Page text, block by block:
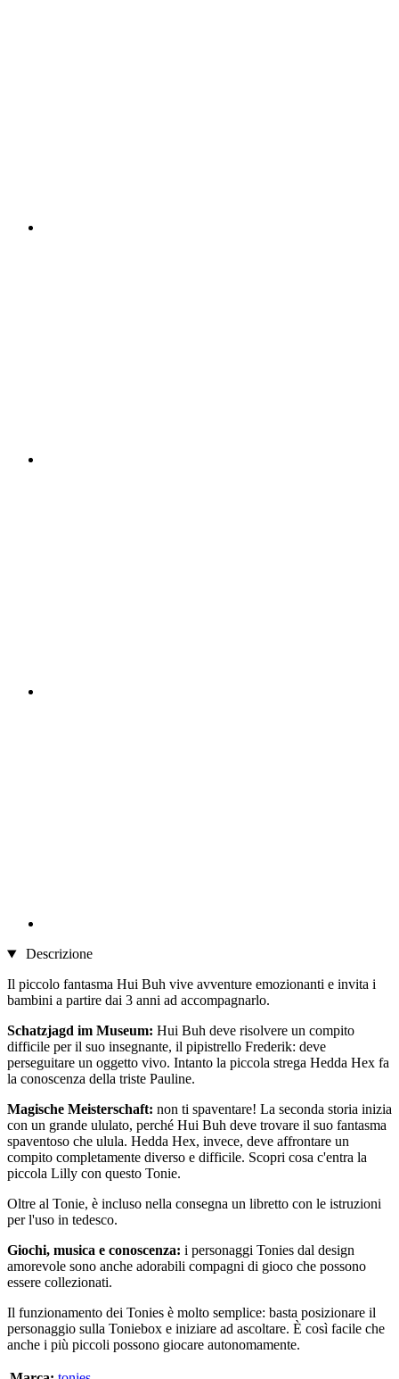
Descrizione
Il piccolo fantasma Hui Buh vive avventure emozionanti e invita i
bambini a partire dai 3 anni ad accompagnarlo.
Schatzjagd im Museum: Hui Buh deve risolvere un compito
difficile per il suo insegnante, il pipistrello Frederik: deve
perseguitare un oggetto vivo. Intanto la piccola strega Hedda Hex fa
la conoscenza della triste Pauline.
Magische Meisterschaft: non ti spaventare! La seconda storia inizia
con un grande ululato, perché Hui Buh deve trovare il suo fantasma
spaventoso che ulula. Hedda Hex, invece, deve affrontare un
compito completamente diverso e difficile. Scopri cosa c'entra la
piccola Lilly con questo Tonie.
Oltre al Tonie, è incluso nella consegna un libretto con le istruzioni
per l'uso in tedesco.
Giochi, musica e conoscenza: i personaggi Tonies dal design
amorevole sono anche adorabili compagni di gioco che possono
essere collezionati.
Il funzionamento dei Tonies è molto semplice: basta posizionare il
personaggio sulla Toniebox e iniziare ad ascoltare. È così facile che
anche i più piccoli possono giocare autonomamente.